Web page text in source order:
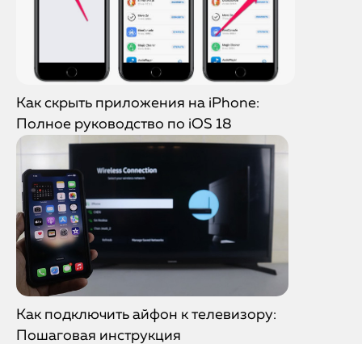
Как скрыть приложения на iPhone:
Полное руководство по iOS 18
Как подключить айфон к телевизору:
Пошаговая инструкция